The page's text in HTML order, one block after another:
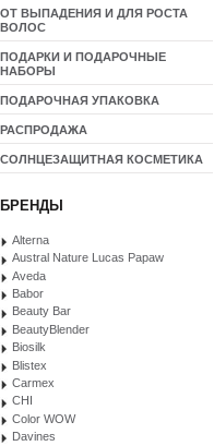
ОТ ВЫПАДЕНИЯ И ДЛЯ РОСТА
ВОЛОС
ПОДАРКИ И ПОДАРОЧНЫЕ
НАБОРЫ
ПОДАРОЧНАЯ УПАКОВКА
РАСПРОДАЖА
СОЛНЦЕЗАЩИТНАЯ КОСМЕТИКА
БРЕНДЫ
Alterna
Austral Nature Lucas Papaw
Aveda
Babor
Beauty Bar
BeautyBlender
Biosilk
Blistex
Carmex
CHI
Color WOW
Davines